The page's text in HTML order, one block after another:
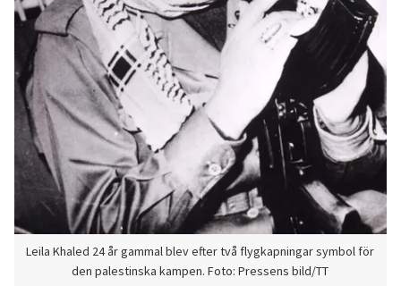
Leila Khaled 24 år gammal blev efter två flygkapningar symbol för
den palestinska kampen. Foto: Pressens bild/TT